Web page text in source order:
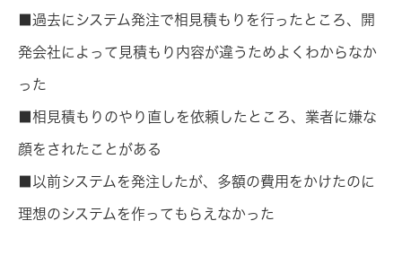
■過去にシステム発注で相見積もりを行ったところ、開
発会社によって見積もり内容が違うためよくわからなか
った
■相見積もりのやり直しを依頼したところ、業者に嫌な
顔をされたことがある
■以前システムを発注したが、多額の費用をかけたのに
理想のシステムを作ってもらえなかった